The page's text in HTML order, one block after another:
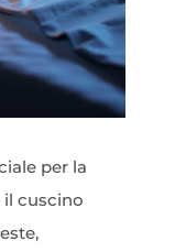
per la
cuscino